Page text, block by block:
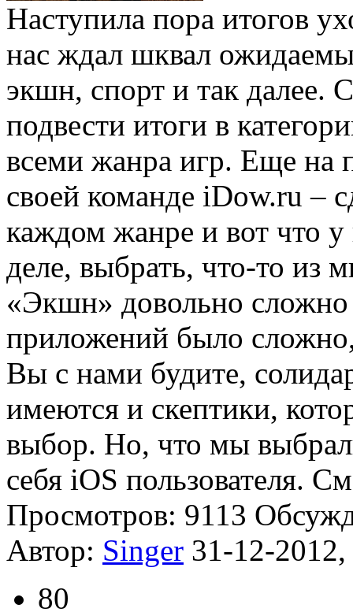
Наступила пора итогов
нас ждал шквал
экшн, спорт и так далее.
подвести итоги в
всеми жанра игр. Еще на
своей команде iDow.ru –
каждом жанре и вот что
деле, выбрать, что-то из
«Экшн» довольно
приложений было
Вы с нами будите,
имеются и скептики,
выбор. Но, что мы
себя iOS пользователя.
Просмотров: 9113
Автор: Singer 31-12-
80